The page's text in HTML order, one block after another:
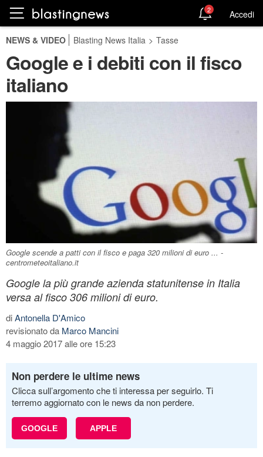
2 Accedi
NEWS & VIDEO Blasting News Italia > Tasse
Google e i debiti con il fisco
italiano
Google scende a patti con il fisco e paga 320 milioni di euro ... -
centrometeoitaliano.it
Google la più grande azienda statunitense in Italia
versa al fisco 306 milioni di euro.
diAntonella D'Amico
revisionato da Marco Mancini
4 maggio 2017 alle ore 15:23
Non perdere le ultime news
Clicca sull’argomento che ti interessa per seguirlo. Ti
terremo aggiornato con le news da non perdere.
GOOGLE APPLE